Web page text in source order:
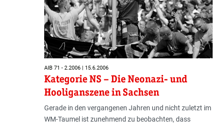
AIB 71 - 2.2006 | 15.6.2006
Kategorie NS – Die Neonazi- und
Hooliganszene in Sachsen
Gerade in den vergangenen Jahren und nicht zuletzt im
WM-Taumel ist zunehmend zu beobachten, dass